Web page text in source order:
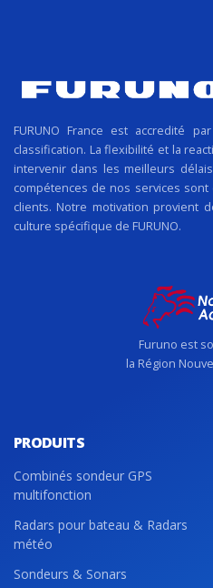
FURUNO France est accredité
classification. La flexibilité et la
intervenir dans les meilleurs
compétences de nos services
clients. Notre motivation provient
culture spécifique de FURUNO.
Furuno est
la Région
PRODUITS
Combinés sondeur GPS
multifonction
Radars pour bateau & Radars
météo
Sondeurs & Sonars